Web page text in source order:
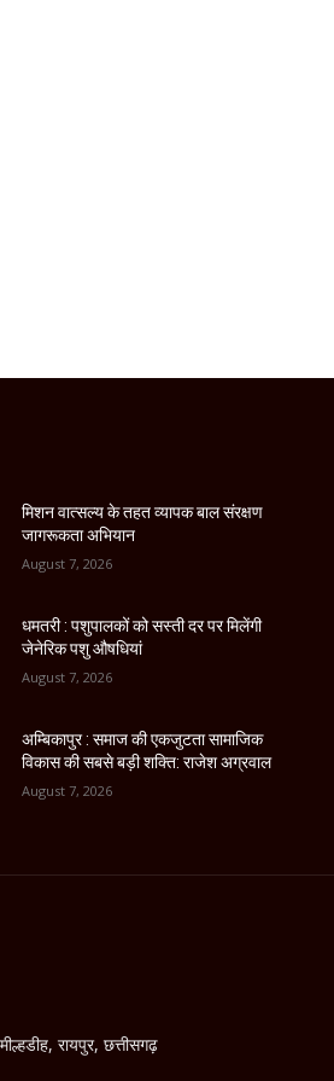
मिशन वात्सल्य के तहत व्यापक बाल संरक्षण
जागरूकता अभियान
August 7, 2026
धमतरी : पशुपालकों को सस्ती दर पर मिलेंगी
जेनेरिक पशु औषधियां
August 7, 2026
अम्बिकापुर : समाज की एकजुटता सामाजिक
विकास की सबसे बड़ी शक्ति: राजेश अग्रवाल
August 7, 2026
रायपुर, छत्तीसगढ़